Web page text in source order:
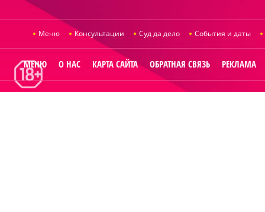
Меню Консультации Суд да дело События и даты
МЕНЮ О НАС КАРТА САЙТА ОБРАТНАЯ СВЯЗЬ РЕКЛАМА